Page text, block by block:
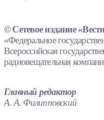
© Сетевое издание
«Федеральное
Всероссийская
радиовещательная
Главный редактор
А. А. Филипповский